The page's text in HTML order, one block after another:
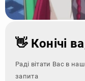
👋 Конічі
Раді вітати Вас в
запитання - зверні